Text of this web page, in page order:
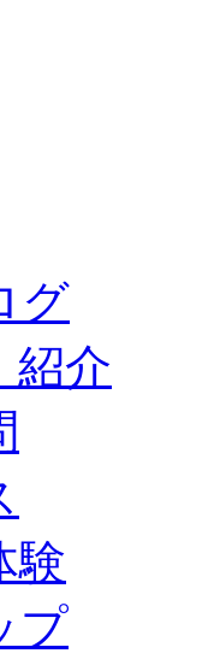
グ
紹介
験
プ